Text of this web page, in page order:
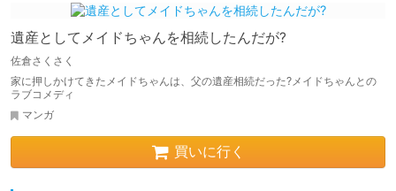
遺産としてメイドちゃんを相続したんだが?
佐倉さくさく
家に押しかけてきたメイドちゃんは、父の遺産相続だった?メイドちゃんとの
ラブコメディ
マンガ
買いに行く